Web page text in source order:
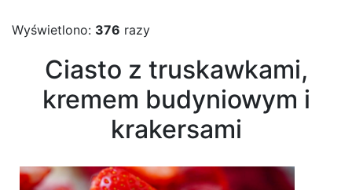
Wyświetlono: 376 razy
Ciasto z truskawkami,
kremem budyniowym i
krakersami